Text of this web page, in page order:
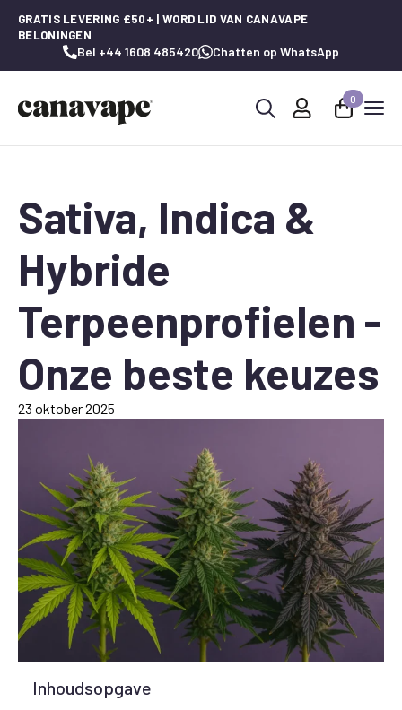
GRATIS LEVERING £50+ | WORD LID VAN CANAVAPE
BELONINGEN
Bel +44 1608 485420 Chatten op WhatsApp
0
Sativa, Indica &
Hybride
Terpeenprofielen -
Onze beste keuzes
23 oktober 2025
Inhoudsopgave